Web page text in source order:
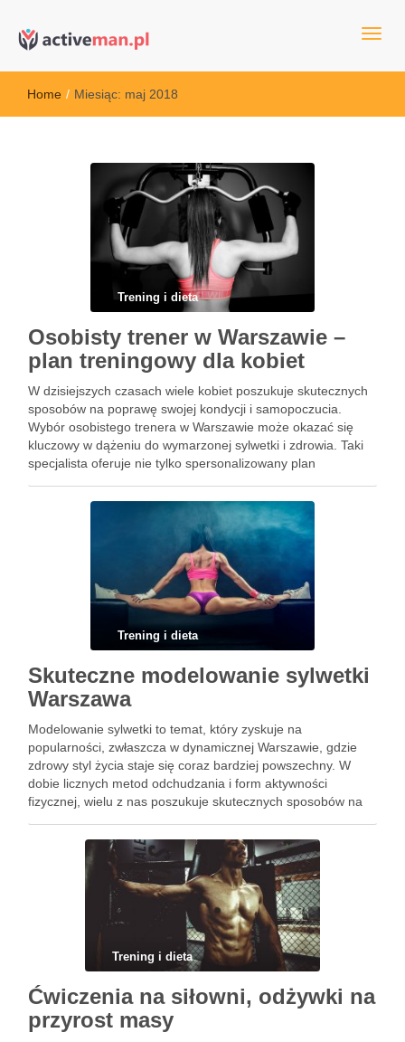
active man – sprzęt sportowy
sportowym
Home / Miesiąc: maj 2018
Trening i dieta
Osobisty trener w Warszawie –
plan treningowy dla kobiet
W dzisiejszych czasach wiele kobiet poszukuje skutecznych
sposobów na poprawę swojej kondycji i samopoczucia.
Wybór osobistego trenera w Warszawie może okazać się
kluczowy w dążeniu do wymarzonej sylwetki i zdrowia. Taki
specjalista oferuje nie tylko spersonalizowany plan
pomagają uniknąć kontuzji i osiągać zamierzone …
Trening i dieta
Skuteczne modelowanie sylwetki
Warszawa
Modelowanie sylwetki to temat, który zyskuje na
popularności, zwłaszcza w dynamicznej Warszawie, gdzie
zdrowy styl życia staje się coraz bardziej powszechny. W
dobie licznych metod odchudzania i form aktywności
fizycznej, wielu z nas poszukuje skutecznych sposobów na
różnorodne ćwiczenia i nowoczesne zabiegi estetyczne to
Trening i dieta
Ćwiczenia na siłowni, odżywki na
przyrost masy